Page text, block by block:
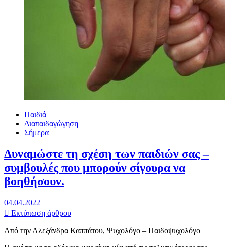
Παιδιά
Διαπαιδαγώγηση
Σήμερα
Δυναμώστε τη σχέση των παιδιών σας –
συμβουλές που μπορούν σίγουρα να
βοηθήσουν.
04.04.2022
Εκτύπωση άρθρου
Από την Αλεξάνδρα Καππάτου, Ψυχολόγο – Παιδοψυχολόγο